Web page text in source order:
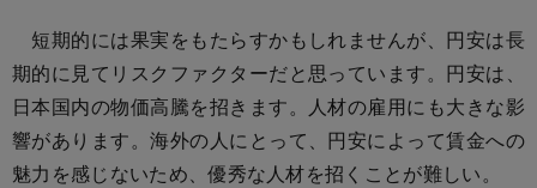
短期的には果実をもたらすかもしれませんが、円安は長
期的に見てリスクファクターだと思っています。円安は、
日本国内の物価高騰を招きます。人材の雇用にも大きな影
響があります。海外の人にとって、円安によって賃金への
魅力を感じないため、優秀な人材を招くことが難しい。